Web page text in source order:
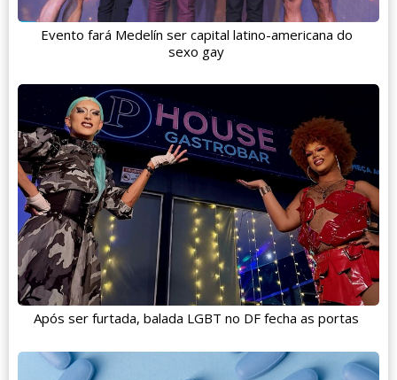
Evento fará Medelín ser capital latino-americana do
sexo gay
Após ser furtada, balada LGBT no DF fecha as portas